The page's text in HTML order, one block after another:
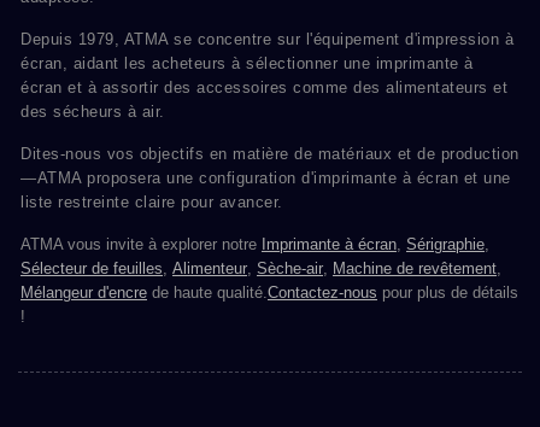
Depuis 1979, ATMA se concentre sur l'équipement d'impression à
écran, aidant les acheteurs à sélectionner une imprimante à
écran et à assortir des accessoires comme des alimentateurs et
des sécheurs à air.
Dites-nous vos objectifs en matière de matériaux et de production
—ATMA proposera une configuration d'imprimante à écran et une
liste restreinte claire pour avancer.
ATMA vous invite à explorer notre Imprimante à écran Sérigraphie
Sélecteur de feuilles Alimenteur Sèche-air Machine de revêtement
Mélangeur d'encre de haute qualité. Contactez-nous pour plus de détails
!